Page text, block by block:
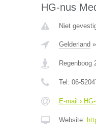
HG-nus
Niet
Gelderland »
Regenboog
Tel: 06-
E-mail ›
Website: